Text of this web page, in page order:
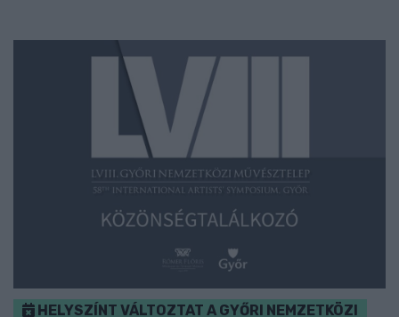
HELYSZÍNT VÁLTOZTAT A GYŐRI NEMZETKÖZI